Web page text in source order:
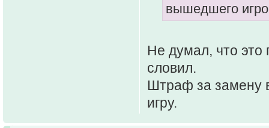
вышедшего
Не думал, что
словил.
Штраф за замену
игру.